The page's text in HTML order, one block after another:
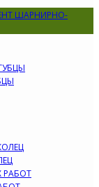
ШАРНИРНО-